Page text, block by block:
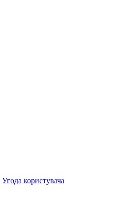
Угода користувача